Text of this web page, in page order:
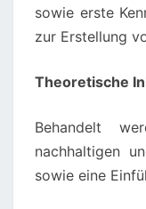
sowie erste
zur Erstellung
Theoretische
Behandelt
nachhaltigen
sowie eine